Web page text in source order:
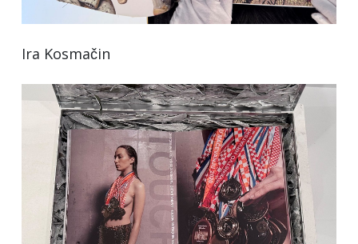
Ira Kosmačin